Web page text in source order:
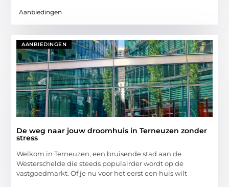
Aanbiedingen
AANBIEDINGEN
De weg naar jouw droomhuis in Terneuzen zonder
stress
Welkom in Terneuzen, een bruisende stad aan de
Westerschelde die steeds populairder wordt op de
vastgoedmarkt. Of je nu voor het eerst een huis wilt